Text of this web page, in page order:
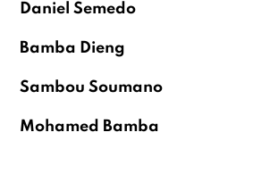
Daniel Semedo
Bamba Dieng
Sambou Soumano
Mohamed Bamba